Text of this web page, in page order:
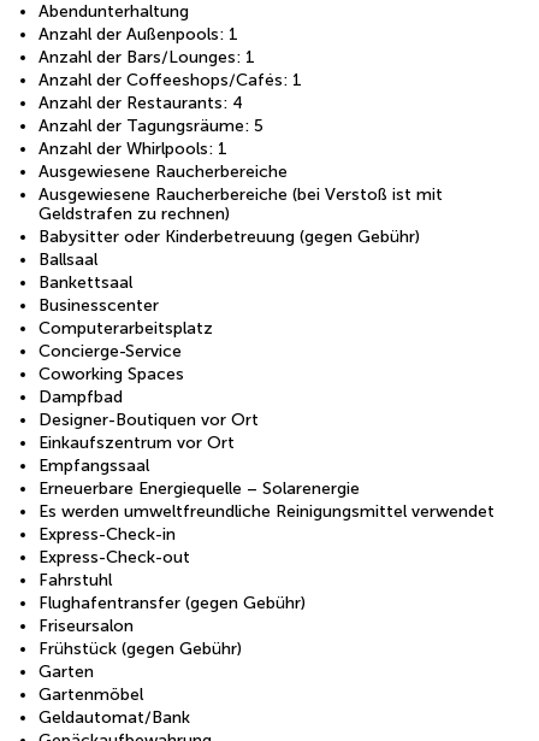
Abendunterhaltung
Anzahl der Außenpools: 1
Anzahl der Bars/Lounges: 1
Anzahl der Coffeeshops/Cafés: 1
Anzahl der Restaurants: 4
Anzahl der Tagungsräume: 5
Anzahl der Whirlpools: 1
Ausgewiesene Raucherbereiche
Ausgewiesene Raucherbereiche (bei Verstoß ist mit
Geldstrafen zu rechnen)
Babysitter oder Kinderbetreuung (gegen Gebühr)
Ballsaal
Bankettsaal
Businesscenter
Computerarbeitsplatz
Concierge-Service
Coworking Spaces
Dampfbad
Designer-Boutiquen vor Ort
Einkaufszentrum vor Ort
Empfangssaal
Erneuerbare Energiequelle – Solarenergie
Es werden umweltfreundliche Reinigungsmittel verwendet
Express-Check-in
Express-Check-out
Fahrstuhl
Flughafentransfer (gegen Gebühr)
Friseursalon
Frühstück (gegen Gebühr)
Garten
Gartenmöbel
Geldautomat/Bank